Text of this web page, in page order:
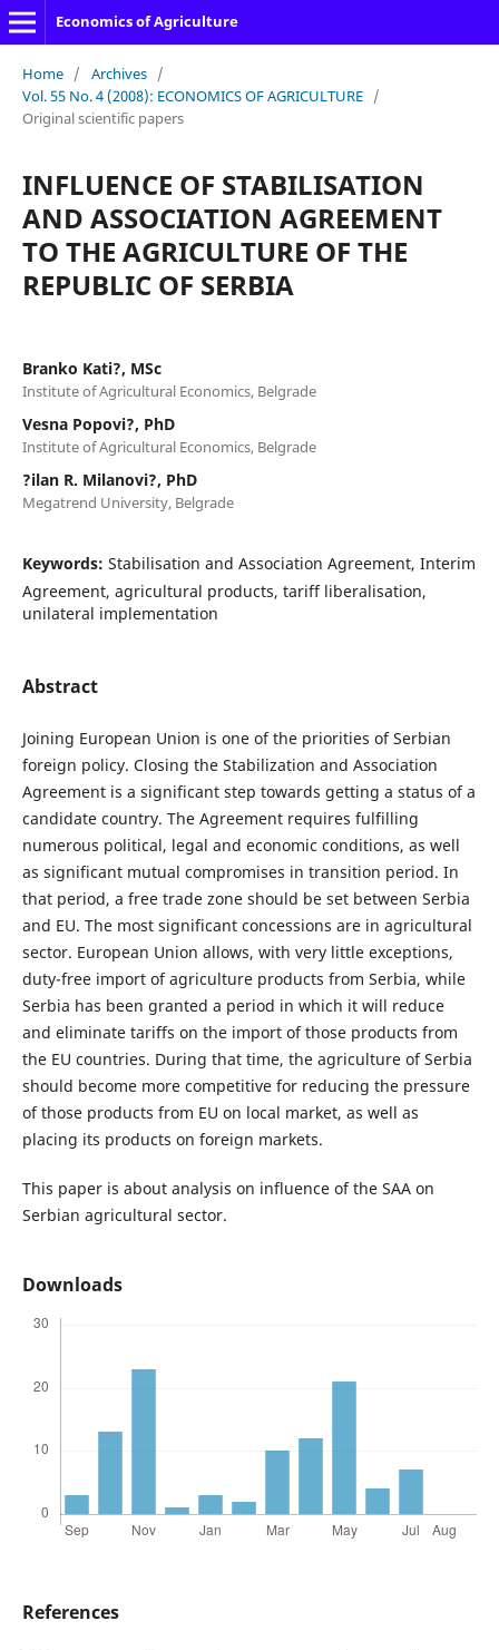
Economics of Agriculture
Home / Archives /
Vol. 55 No. 4 (2008): ECONOMICS OF AGRICULTURE /
Original scientific papers
INFLUENCE OF STABILISATION
AND ASSOCIATION AGREEMENT
TO THE AGRICULTURE OF THE
REPUBLIC OF SERBIA
Branko Kati?, MSc
Institute of Agricultural Economics, Belgrade
Vesna Popovi?, PhD
Institute of Agricultural Economics, Belgrade
?ilan R. Milanovi?, PhD
Megatrend University, Belgrade
Keywords: Stabilisation and Association Agreement, Interim
Agreement, agricultural products, tariff liberalisation,
unilateral implementation
Abstract
Joining European Union is one of the priorities of Serbian
foreign policy. Closing the Stabilization and Association
Agreement is a significant step towards getting a status of a
candidate country. The Agreement requires fulfilling
numerous political, legal and economic conditions, as well
as significant mutual compromises in transition period. In
that period, a free trade zone should be set between Serbia
and EU. The most significant concessions are in agricultural
sector. European Union allows, with very little exceptions,
duty-free import of agriculture products from Serbia, while
Serbia has been granted a period in which it will reduce
and eliminate tariffs on the import of those products from
the EU countries. During that time, the agriculture of Serbia
should become more competitive for reducing the pressure
of those products from EU on local market, as well as
placing its products on foreign markets.
This paper is about analysis on influence of the SAA on
Serbian agricultural sector.
Downloads
References